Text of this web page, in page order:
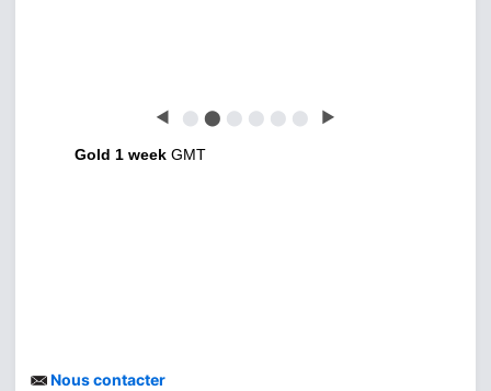
◀ ⬤ ⬤ ⬤ ⬤ ⬤ ⬤ ▶
Gold 1 week GMT
Nous contacter